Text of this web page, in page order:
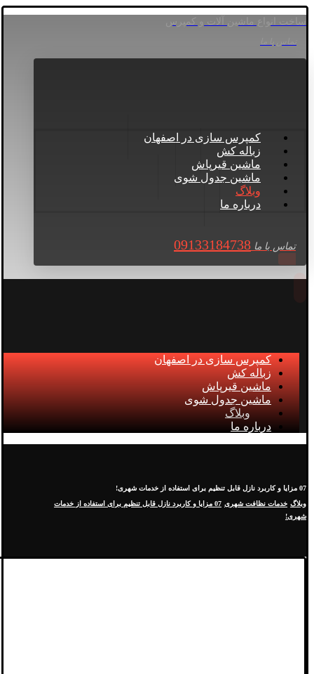
ساخت انواع ماشین آلات و کمپرس
کمپرس سازی در اصفهان
زباله کش
ماشین قیرپاش
ماشین جدول شوی
وبلاگ
درباره ما
تماس با ما 09133184738
کمپرس سازی در اصفهان
زباله کش
ماشین قیرپاش
ماشین جدول شوی
وبلاگ
درباره ما
07 مزایا و کاربرد نازل قابل تنظیم برای استفاده از خدمات شهری!
وبلاگ خدمات نظافت شهری
07 مزایا و کاربرد نازل قابل تنظیم برای استفاده از خدمات
شهری!